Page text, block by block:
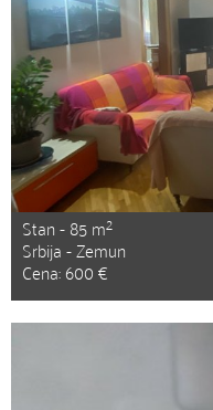
Stan - 85 m2
Srbija - Zemun
Cena: 600 €